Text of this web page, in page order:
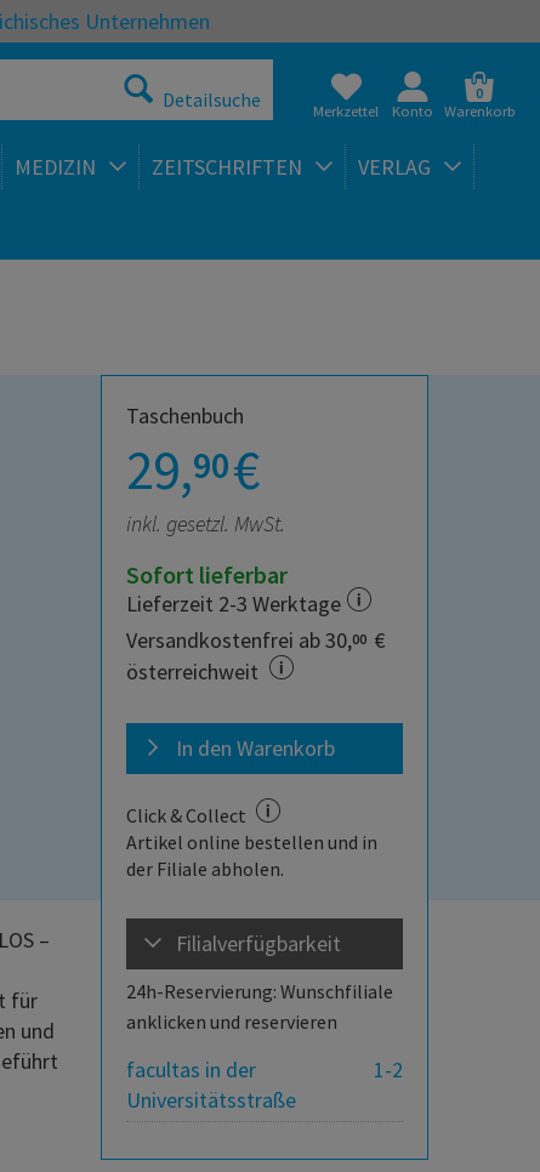
Unternehmen
Detailsuche Merkzettel Konto
0
Warenkorb
MEDIZIN ZEITSCHRIFTEN VERLAG
Taschenbuch
29,90€
inkl. gesetzl. MwSt.
Sofort lieferbar
Lieferzeit 2-3 Werktage
Versandkostenfrei ab 30,00 €
österreichweit
In den Warenkorb
Click & Collect
Artikel online bestellen und in
der Filiale abholen.
Filialverfügbarkeit
24h-Reservierung: Wunschfiliale
anklicken und reservieren
1-2
facultas in der
Universitätsstraße
–
für
und